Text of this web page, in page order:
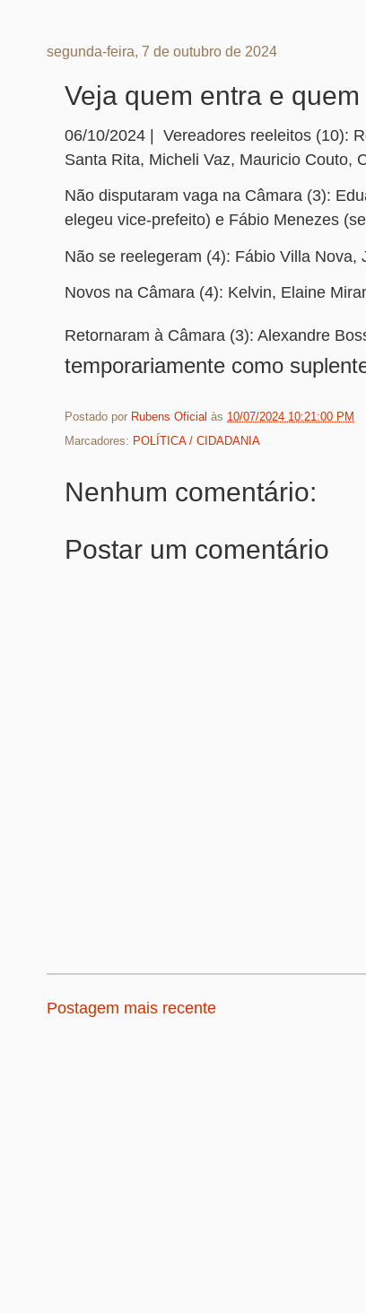
segunda-feira, 7 de outubro de 2024
Veja quem entra e
06/10/2024 | Vereadores reeleitos (10):
Santa Rita, Micheli Vaz, Mauricio Couto,
Não disputaram vaga na Câmara (3):
elegeu vice-prefeito) e Fábio Menezes
Não se reelegeram (4): Fábio Villa
Novos na Câmara (4): Kelvin, Elaine
Retornaram à Câmara (3): Alexandre
temporariamente como
Postado por Rubens Oficial às 10/07/2024 10:21:00 PM
Marcadores: POLÍTICA / CIDADANIA
Nenhum comentário:
Postar um comentário
Postagem mais recente